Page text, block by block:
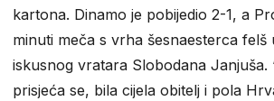
kartona. Dinamo je pobijedio 2-1, a
minuti meča s vrha šesnaesterca felš
iskusnog vratara Slobodana Janjuša.
prisjeća se, bila cijela obitelj i pola